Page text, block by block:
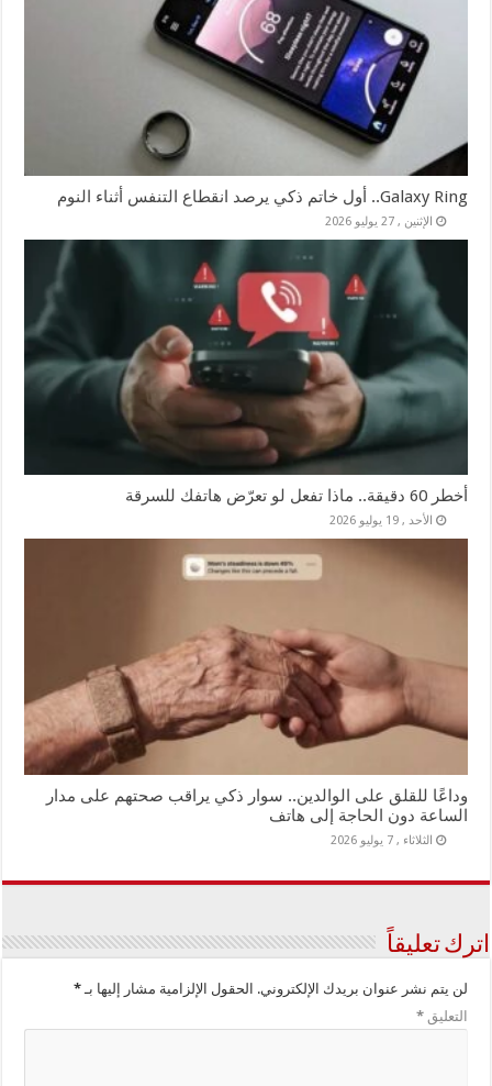
Galaxy Ring.. أول خاتم ذكي يرصد انقطاع التنفس أثناء النوم
الإثنين , 27 يوليو 2026
أخطر 60 دقيقة.. ماذا تفعل لو تعرّض هاتفك للسرقة
الأحد , 19 يوليو 2026
وداعًا للقلق على الوالدين.. سوار ذكي يراقب صحتهم على مدار
الساعة دون الحاجة إلى هاتف
الثلاثاء , 7 يوليو 2026
اترك تعليقاً
لن يتم نشر عنوان بريدك الإلكتروني. الحقول الإلزامية مشار إليها بـ*
التعليق*